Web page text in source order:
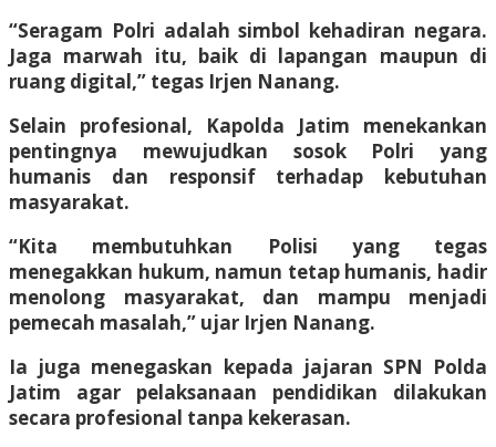
“Seragam Polri adalah simbol kehadiran negara.
Jaga marwah itu, baik di lapangan maupun di
ruang digital,” tegas Irjen Nanang.
Selain profesional, Kapolda Jatim menekankan
pentingnya mewujudkan sosok Polri yang
humanis dan responsif terhadap kebutuhan
masyarakat.
“Kita membutuhkan Polisi yang tegas
menegakkan hukum, namun tetap humanis, hadir
menolong masyarakat, dan mampu menjadi
pemecah masalah,” ujar Irjen Nanang.
Ia juga menegaskan kepada jajaran SPN Polda
Jatim agar pelaksanaan pendidikan dilakukan
secara profesional tanpa kekerasan.